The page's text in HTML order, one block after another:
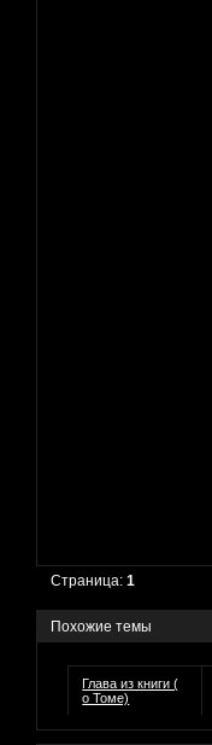
Страница:1
Похожие темы
Глава из книги (
о Томе)